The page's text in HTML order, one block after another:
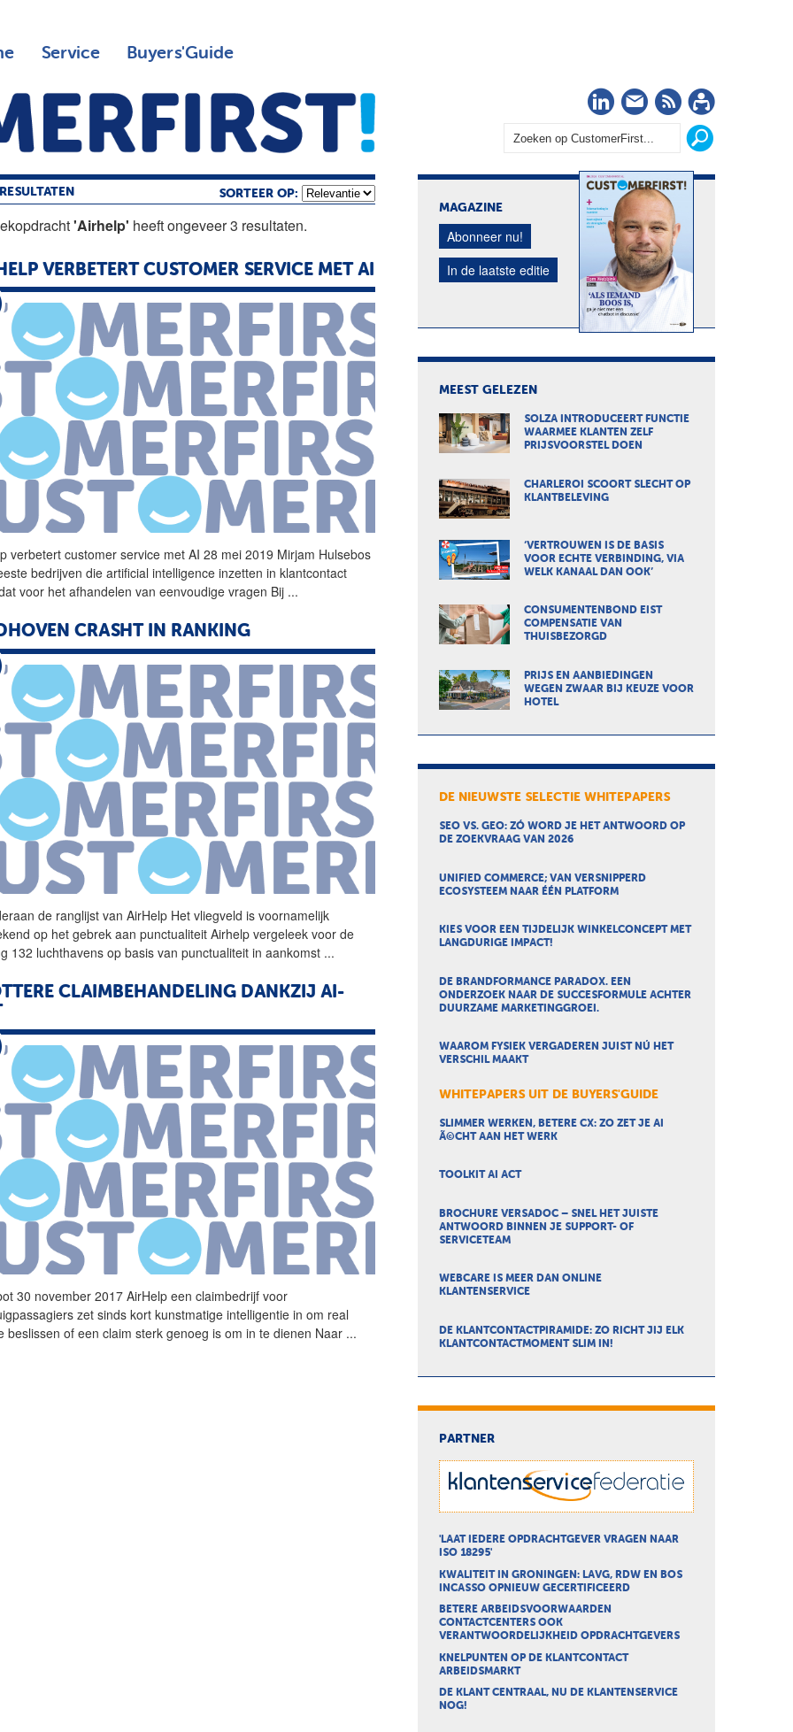
Service Buyers'Guide
LinkedIn
Nieuwsbrief
RSS
SORTEER OP:
'Airhelp' heeft ongeveer 3 resultaten.
VERBETERT CUSTOMER SERVICE MET AI
verbetert customer service met AI 28 mei 2019 Mirjam Hulsebos
bedrijven die artificial intelligence inzetten in klantcontact
voor het afhandelen van eenvoudige vragen Bij ...
CRASHT IN RANKING
de ranglijst vanAirHelp Het vliegveld is voornamelijk
op het gebrek aan punctualiteitAirhelp vergeleek voor de
132 luchthavens op basis van punctualiteit in aankomst ...
CLAIMBEHANDELING DANKZIJ AI-
30 november 2017AirHelp een claimbedrijf voor
zet sinds kort kunstmatige intelligentie in om real
beslissen of een claim sterk genoeg is om in te dienen Naar ...
MAGAZINE
Abonneer nu!
In de laatste editie
MEEST GELEZEN
SOLZA INTRODUCEERT FUNCTIE
WAARMEE KLANTEN ZELF
PRIJSVOORSTEL DOEN
CHARLEROI SCOORT SLECHT OP
KLANTBELEVING
‘VERTROUWEN IS DE BASIS
VOOR ECHTE VERBINDING, VIA
WELK KANAAL DAN OOK’
CONSUMENTENBOND EIST
COMPENSATIE VAN
THUISBEZORGD
PRIJS EN AANBIEDINGEN
WEGEN ZWAAR BIJ KEUZE VOOR
HOTEL
DE NIEUWSTE SELECTIE WHITEPAPERS
SEO VS. GEO: ZÓ WORD JE HET ANTWOORD OP
DE ZOEKVRAAG VAN 2026
UNIFIED COMMERCE; VAN VERSNIPPERD
ECOSYSTEEM NAAR ÉÉN PLATFORM
KIES VOOR EEN TIJDELIJK WINKELCONCEPT MET
LANGDURIGE IMPACT!
DE BRANDFORMANCE PARADOX. EEN
ONDERZOEK NAAR DE SUCCESFORMULE ACHTER
DUURZAME MARKETINGGROEI.
WAAROM FYSIEK VERGADEREN JUIST NÚ HET
VERSCHIL MAAKT
WHITEPAPERS UIT DE BUYERS'GUIDE
SLIMMER WERKEN, BETERE CX: ZO ZET JE AI
Ã©CHT AAN HET WERK
TOOLKIT AI ACT
BROCHURE VERSADOC – SNEL HET JUISTE
ANTWOORD BINNEN JE SUPPORT- OF
SERVICETEAM
WEBCARE IS MEER DAN ONLINE
KLANTENSERVICE
DE KLANTCONTACTPIRAMIDE: ZO RICHT JIJ ELK
KLANTCONTACTMOMENT SLIM IN!
PARTNER
'LAAT IEDERE OPDRACHTGEVER VRAGEN NAAR
ISO 18295'
KWALITEIT IN GRONINGEN: LAVG, RDW EN BOS
INCASSO OPNIEUW GECERTIFICEERD
BETERE ARBEIDSVOORWAARDEN
CONTACTCENTERS OOK
VERANTWOORDELIJKHEID OPDRACHTGEVERS
KNELPUNTEN OP DE KLANTCONTACT
ARBEIDSMARKT
DE KLANT CENTRAAL, NU DE KLANTENSERVICE
NOG!